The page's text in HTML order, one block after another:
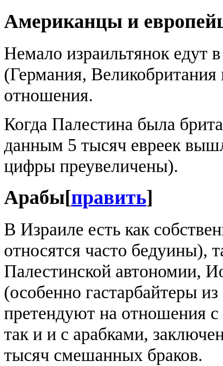
Американцы и
Немало израильтянок
(Германия,
отношения.
Когда Палестина была
данным 5 тысяч евреек
цифры преувеличены).
Арабы[править]
В Израиле есть как
относятся часто бедуины),
Палестинской автономии,
(особенно гастарбайтеры
претендуют на отношения с
так и и с арабками,
тысяч смешанных браков.